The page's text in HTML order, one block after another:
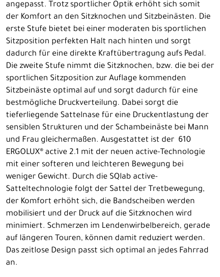
angepasst. Trotz sportlicher Optik erhöht sich somit
der Komfort an den Sitzknochen und Sitzbeinästen. Die
erste Stufe bietet bei einer moderaten bis sportlichen
Sitzposition perfekten Halt nach hinten und sorgt
dadurch für eine direkte Kraftübertragung aufs Pedal.
Die zweite Stufe nimmt die Sitzknochen, bzw. die bei der
sportlichen Sitzposition zur Auflage kommenden
Sitzbeinäste optimal auf und sorgt dadurch für eine
bestmögliche Druckverteilung. Dabei sorgt die
tieferliegende Sattelnase für eine Druckentlastung der
sensiblen Strukturen und der Schambeinäste bei Mann
und Frau gleichermaßen. Ausgestattet ist der 610
ERGOLUX® active 2.1 mit der neuen active-Technologie
mit einer softeren und leichteren Bewegung bei
weniger Gewicht. Durch die SQlab active-
Satteltechnologie folgt der Sattel der Tretbewegung,
der Komfort erhöht sich, die Bandscheiben werden
mobilisiert und der Druck auf die Sitzknochen wird
minimiert. Schmerzen im Lendenwirbelbereich, gerade
auf längeren Touren, können damit reduziert werden.
Das zeitlose Design passt sich optimal an jedes Fahrrad
an.